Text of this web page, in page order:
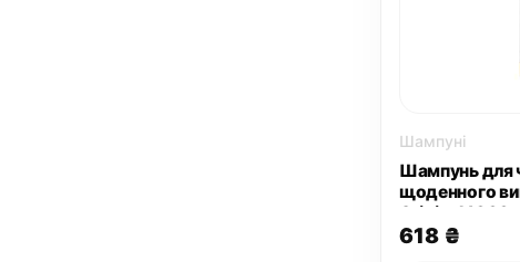
Шампуні
Шампунь для
щоденного
Original 1000
618 ₴